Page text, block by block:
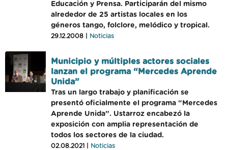
Educación y Prensa. Participarán del mismo
alrededor de 25 artistas locales en los
géneros tango, folclore, melódico y tropical.
29.12.2008 | Noticias
Municipio y múltiples actores sociales
lanzan el programa “Mercedes Aprende
Unida”
Tras un largo trabajo y planificación se
presentó oficialmente el programa “Mercedes
Aprende Unida”. Ustarroz encabezó la
exposición con amplia representación de
todos los sectores de la ciudad.
02.08.2021 | Noticias